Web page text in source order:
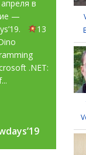
в
—
13
.NET: